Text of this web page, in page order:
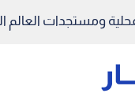
ومستجدات العالم